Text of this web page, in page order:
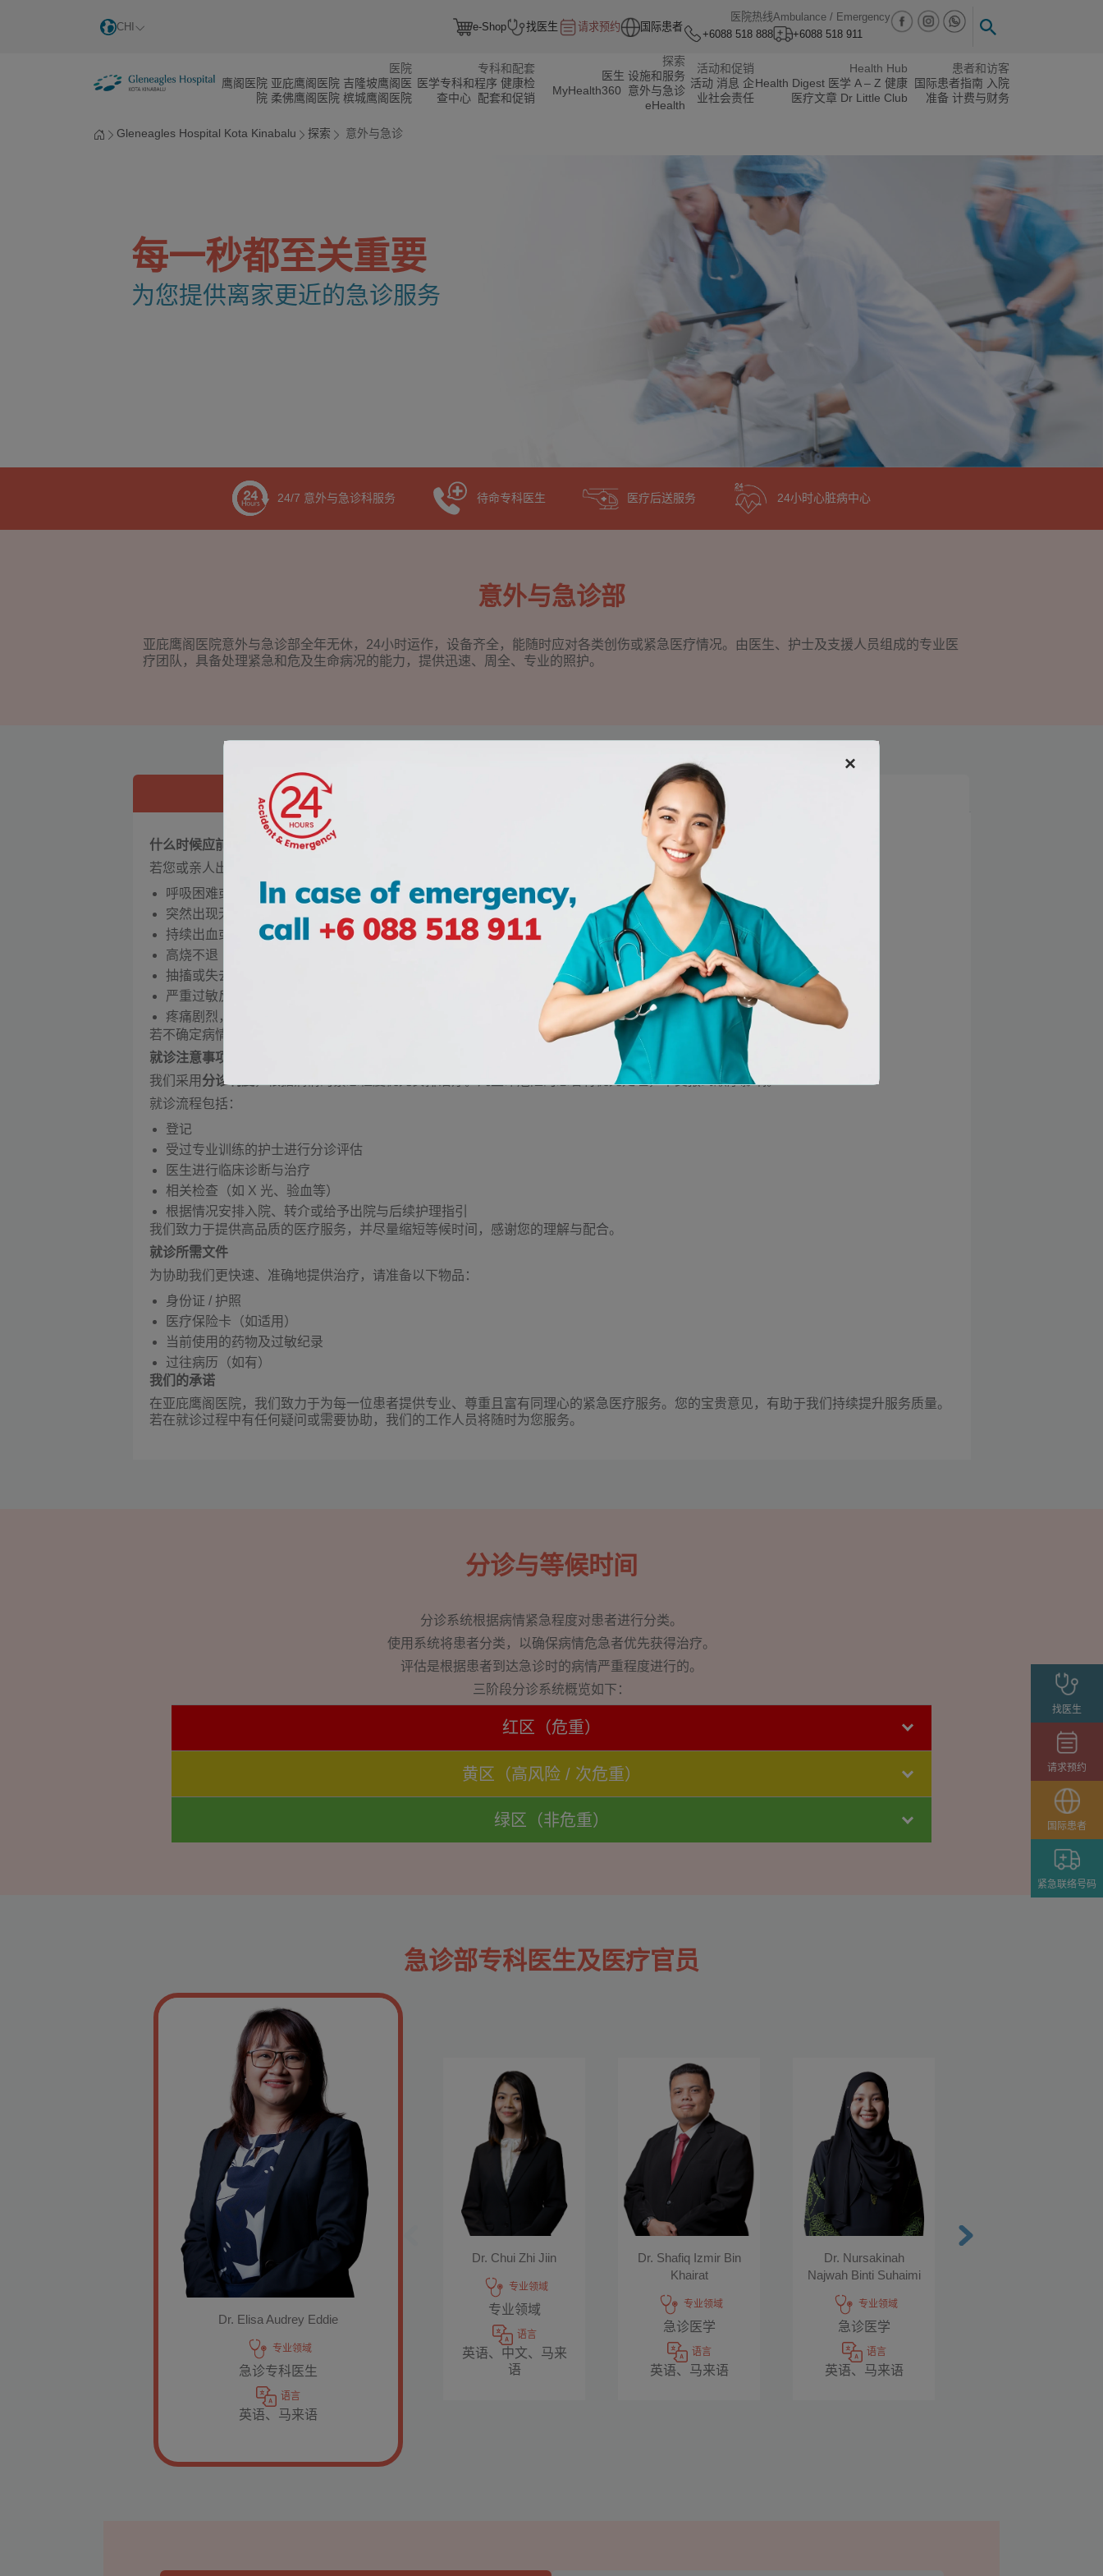
CHI e-Shop 找医生 请求预约 国际患者
医院热线
+6088 518 888
Ambulance / Emergency
+6088 518 911
找医生
请求预约
国际患者
紧急联络号码
医院
鹰阁医院 亚庇鹰阁医院 吉隆坡鹰阁医
院 柔佛鹰阁医院 槟城鹰阁医院
专科和配套
医学专科和程序 健康检
查中心 配套和促销
探索
医生 设施和服务
MyHealth360
意外与急诊
eHealth
活动和促销
活动 消息 企
业社会责任
Health Hub
Health Digest 医学 A – Z 健康
医疗文章 Dr Little Club
患者和访客
国际患者指南 入院
准备 计费与财务
Gleneagles Hospital Kota Kinabalu 探索 意外与急诊
每一秒都至关重要
为您提供离家更近的急诊服务
24/7 意外与急诊科服务 待命专科医生 医疗后送服务 24小时心脏病中心
意外与急诊部
亚庇鹰阁医院意外与急诊部全年无休，24小时运作，设备齐全，能随时应对各类创伤或紧急医疗情况。由医生、护士及支援人员组成的专业医
疗团队，具备处理紧急和危及生命病况的能力，提供迅速、周全、专业的照护。
意外与急诊服务
什么时候应前往急诊部？
若您或亲人出现以下症状，请立即就医：
呼吸困难或胸痛
突然出现无力、麻痹或意识混乱
持续出血或严重创伤
高烧不退（特别是儿童或长者）
抽搐或失去意识
严重过敏反应
疼痛剧烈，药物无法缓解
若不确定病情是否紧急，我们建议您前来或拨电咨询，以确保安全。
就诊注意事项
我们采用 分诊制度
，根据病情的紧急程度优先安排治疗。凡生命危险的患者将优先处理，不受报到顺序影响。
就诊流程包括：
登记
受过专业训练的护士进行分诊评估
医生进行临床诊断与治疗
相关检查（如 X 光、验血等）
根据情况安排入院、转介或给予出院与后续护理指引
我们致力于提供高品质的医疗服务，并尽量缩短等候时间，感谢您的理解与配合。
就诊所需文件
为协助我们更快速、准确地提供治疗，请准备以下物品：
身份证 / 护照
医疗保险卡（如适用）
当前使用的药物及过敏纪录
过往病历（如有）
我们的承诺
在亚庇鹰阁医院，我们致力于为每一位患者提供专业、尊重且富有同理心的紧急医疗服务。您的宝贵意见，有助于我们持续提升服务质量。
若在就诊过程中有任何疑问或需要协助，我们的工作人员将随时为您服务。
分诊与等候时间
分诊系统根据病情紧急程度对患者进行分类。
使用系统将患者分类，以确保病情危急者优先获得治疗。
评估是根据患者到达急诊时的病情严重程度进行的。
三阶段分诊系统概览如下：
红区（危重）
黄区（高风险 / 次危重）
绿区（非危重）
急诊部专科医生及医疗官员
Dr. Elisa Audrey Eddie
专业领域
急诊专科医生
语言
英语、马来语
Dr. Chui Zhi Jiin
专业领域
专业领域
语言
英语、中文、马来
语
Dr. Shafiq Izmir Bin
Khairat
专业领域
急诊医学
语言
英语、马来语
Dr. Nursakinah
Najwah Binti Suhaimi
专业领域
急诊医学
语言
英语、马来语
×